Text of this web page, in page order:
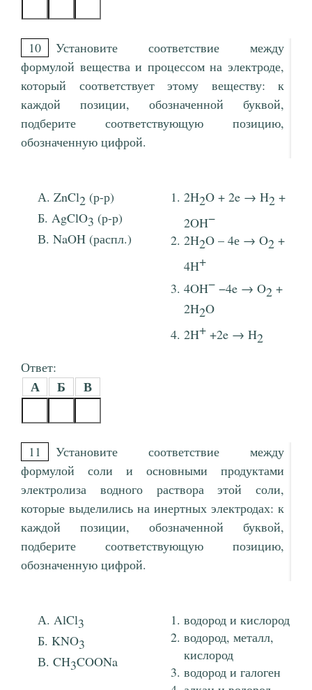
10
Установите соответствие между
формулой вещества и процессом на электроде,
который соответствует этому веществу: к
каждой позиции, обозначенной буквой,
подберите соответствующую позицию,
обозначенную цифрой.
ZnCl2 (р-р)
AgClO3 (р-р)
NaOH (распл.)
2H2O + 2e → H2 +
2OH−
2H2O – 4е → O2 +
4H+
4OH− −4e → O2 +
2H2O
2H+ +2e → H2
Ответ:
А Б В
11
Установите соответствие между
формулой соли и основными продуктами
электролиза водного раствора этой соли,
которые выделились на инертных электродах: к
каждой позиции, обозначенной буквой,
подберите соответствующую позицию,
обозначенную цифрой.
AlCl3
KNO3
CH3COONa
водород и кислород
водород, металл,
кислород
водород и галоген